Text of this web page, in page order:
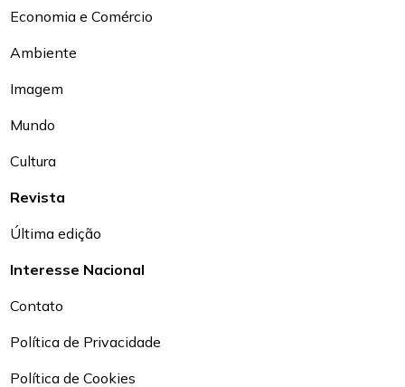
Economia e Comércio
Ambiente
Imagem
Mundo
Cultura
Revista
Última edição
Interesse Nacional
Contato
Política de Privacidade
Política de Cookies